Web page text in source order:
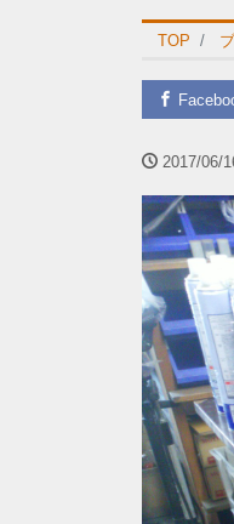
TOP
2017/06/